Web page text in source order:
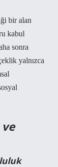
bir alan
kabul
sonra
yalnızca